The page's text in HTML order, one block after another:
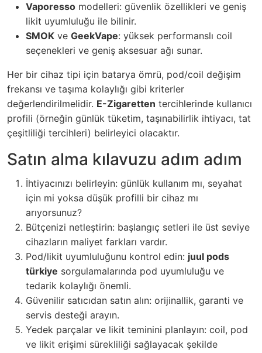
Vaporesso modelleri: güvenlik özellikleri ve geniş
likit uyumluluğu ile bilinir.
SMOK ve GeekVape: yüksek performanslı coil
seçenekleri ve geniş aksesuar ağı sunar.
Her bir cihaz tipi için batarya ömrü, pod/coil değişim
frekansı ve taşıma kolaylığı gibi kriterler
değerlendirilmelidir. E-Zigaretten tercihlerinde kullanıcı
profili (örneğin günlük tüketim, taşınabilirlik ihtiyacı, tat
çeşitliliği tercihleri) belirleyici olacaktır.
Satın alma kılavuzu adım adım
İhtiyacınızı belirleyin: günlük kullanım mı, seyahat
için mi yoksa düşük profilli bir cihaz mı
arıyorsunuz?
Bütçenizi netleştirin: başlangıç setleri ile üst seviye
cihazların maliyet farkları vardır.
Pod/likit uyumluluğunu kontrol edin: juul pods
türkiye sorgulamalarında pod uyumluluğu ve
tedarik kolaylığı önemli.
Güvenilir satıcıdan satın alın: orijinallik, garanti ve
servis desteği arayın.
Yedek parçalar ve likit teminini planlayın: coil, pod
ve likit erişimi sürekliliği sağlayacak şekilde